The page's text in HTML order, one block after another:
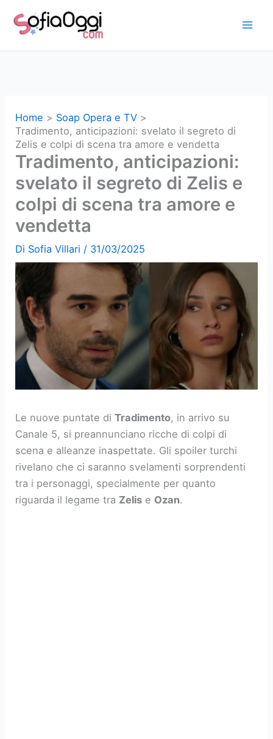
Home
Soap Opera e TV
Tradimento, anticipazioni: svelato il segreto di
Zelis e colpi di scena tra amore e vendetta
Tradimento, anticipazioni:
svelato il segreto di Zelis e
colpi di scena tra amore e
vendetta
Di Sofia Villari / 31/03/2025
Le nuove puntate diTradimento, in arrivo su
Canale 5, si preannunciano ricche di colpi di
scena e alleanze inaspettate. Gli spoiler turchi
rivelano che ci saranno svelamenti sorprendenti
tra i personaggi, specialmente per quanto
riguarda il legame tra Zelis e Ozan.